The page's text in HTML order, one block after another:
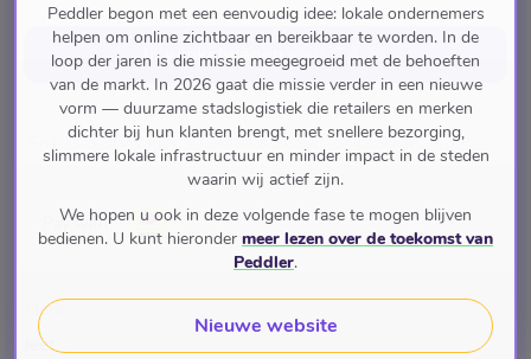
In winkelwagenvoor€ 4,25
Snacks & Beverages Cereals & Snacks Namkeen
Pay with
Merk
Jeet
Peddler begon met een eenvoudig idee: lokale ondernemers
helpen om online zichtbaar en bereikbaar te worden. In de
loop der jaren is die missie meegegroeid met de behoeften
van de markt. In 2026 gaat die missie verder in een nieuwe
vorm — duurzame stadslogistiek die retailers en merken
dichter bij hun klanten brengt, met snellere bezorging,
slimmere lokale infrastructuur en minder impact in de steden
waarin wij actief zijn.
We hopen u ook in deze volgende fase te mogen blijven
bedienen. U kunt hieronder meer lezen over de toekomst van
Peddler.
Nieuwe website